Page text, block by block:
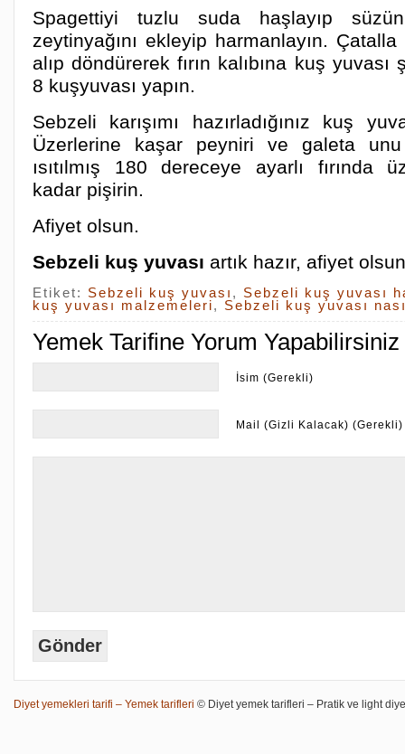
Spagettiyi tuzlu suda haşlayıp
zeytinyağını ekleyip harmanlayın.
alıp döndürerek fırın kalıbına kuş
8 kuşyuvası yapın.
Sebzeli karışımı hazırladığınız kuş
Üzerlerine kaşar peyniri ve galeta
ısıtılmış 180 dereceye ayarlı fırında
kadar pişirin.
Afiyet olsun.
Sebzeli kuş yuvası artık hazır, afiyet
Etiket: Sebzeli kuş yuvası , Sebzeli kuş yuvası
kuş yuvası malzemeleri, Sebzeli kuş yuvası
Yemek Tarifine Yorum Yapabilirsiniz
İsim (Gerekli)
Mail (Gizli Kalacak) (Gerekli)
Diyet yemekleri tarifi – Yemek tarifleri © Diyet yemek tarifleri – Pratik ve light